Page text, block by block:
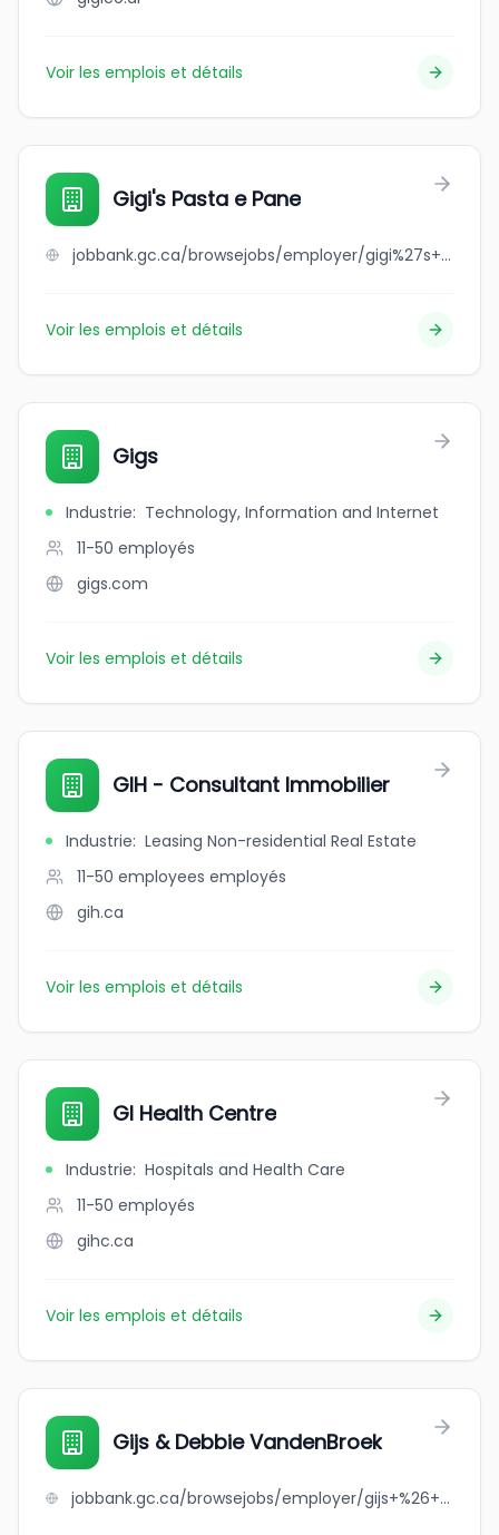
Voir les emplois et détails
Gigi's Pasta e Pane
jobbank.gc.ca/browsejobs/employer/gigi%27s+pasta+e+pane/ca
Voir les emplois et détails
Gigs
Industrie: Technology, Information and Internet
11-50 employés
gigs.com
Voir les emplois et détails
GIH - Consultant Immobilier
Industrie: Leasing Non-residential Real Estate
11-50 employees employés
gih.ca
Voir les emplois et détails
GI Health Centre
Industrie: Hospitals and Health Care
11-50 employés
gihc.ca
Voir les emplois et détails
Gijs & Debbie VandenBroek
jobbank.gc.ca/browsejobs/employer/gijs+%26+debbie+vandenbroek/ca